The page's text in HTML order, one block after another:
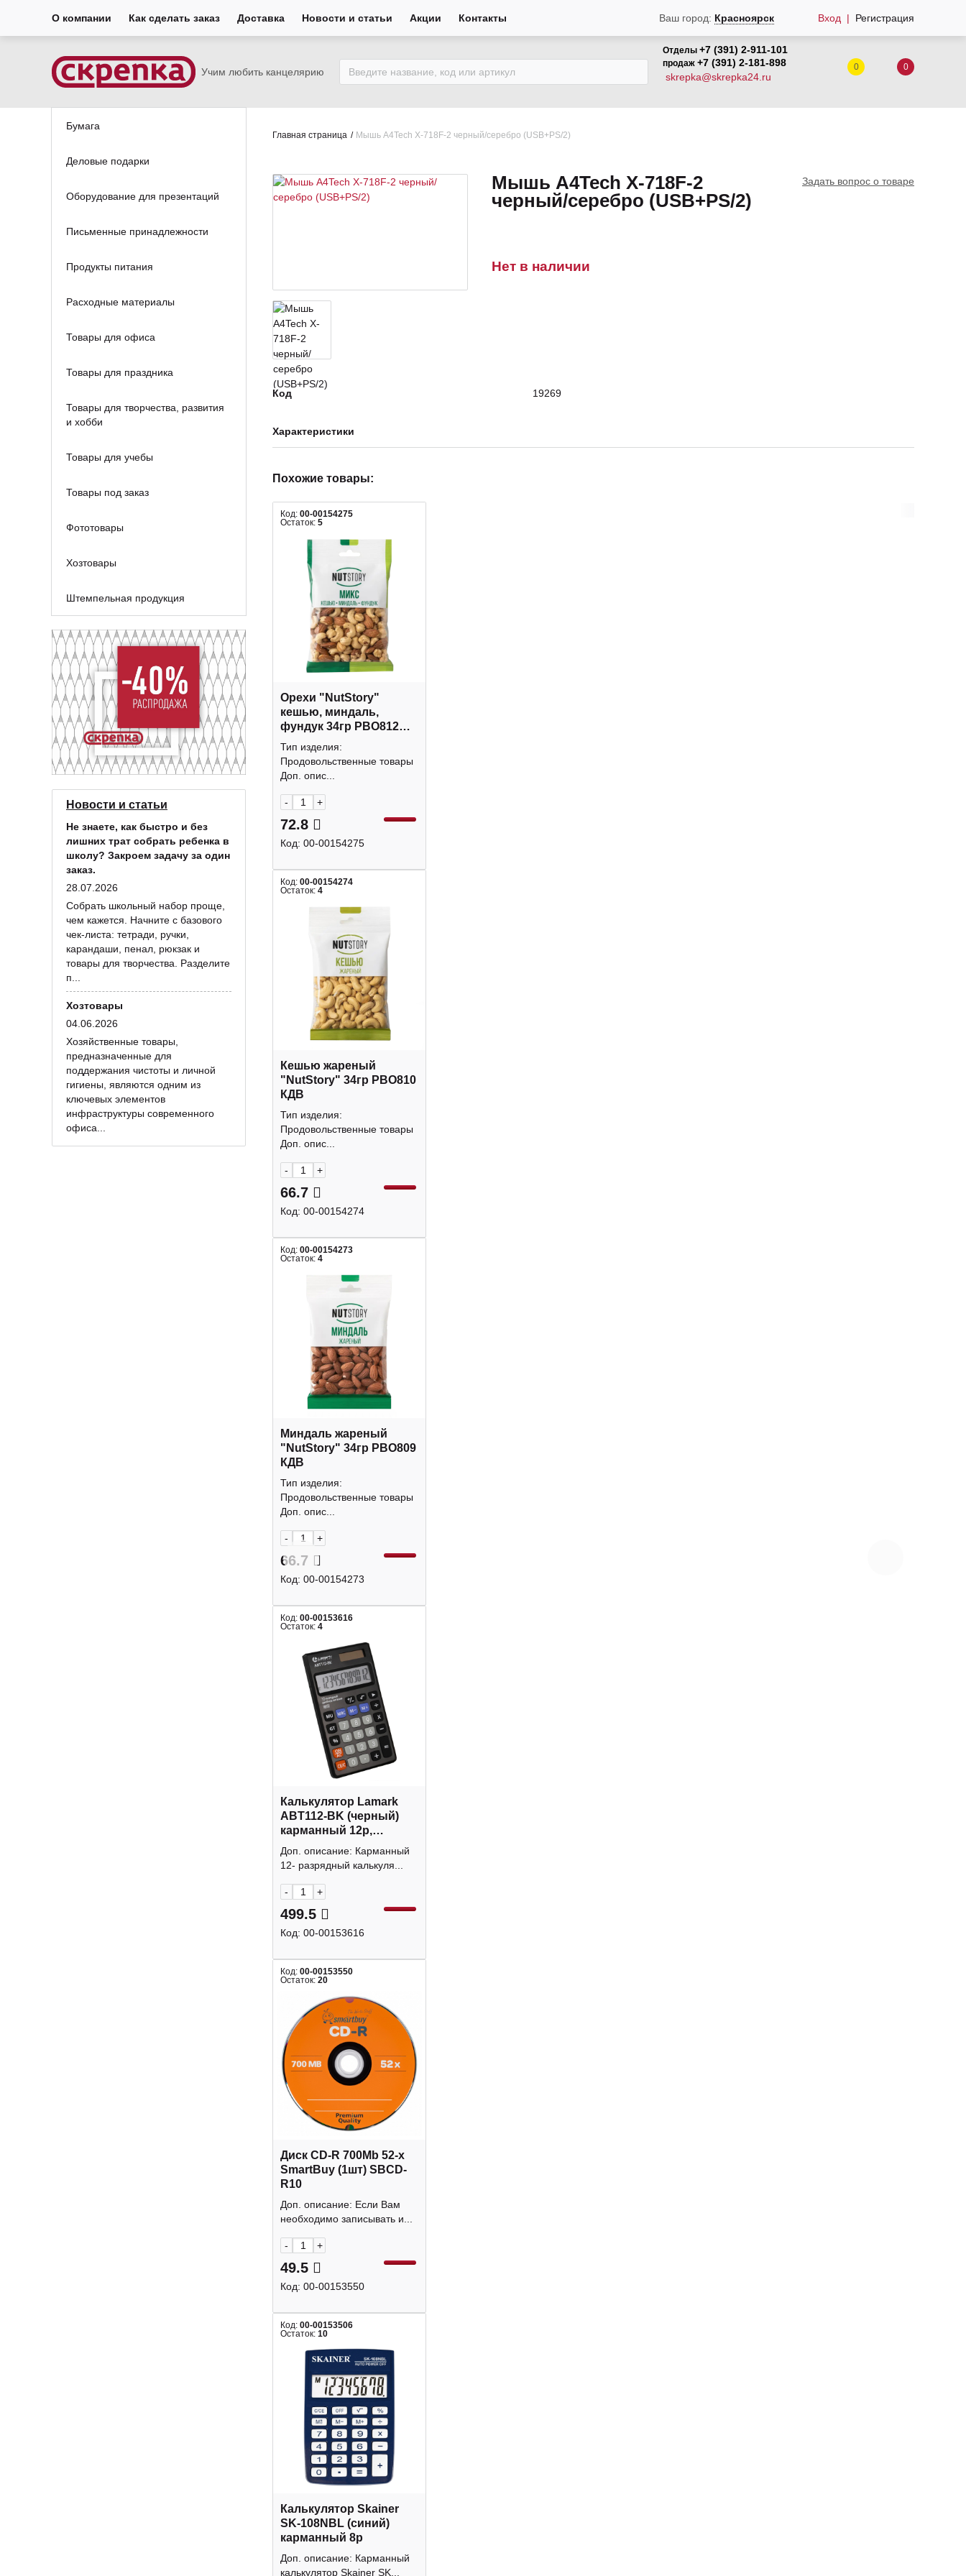
О компании Как сделать заказ Доставка Новости и статьи Акции Контакты Ваш город: Красноярск Вход Регистрация
Учим любить канцелярию
Отделы +7 (391) 2-911-101
продаж +7 (391) 2-181-898
skrepka@skrepka24.ru
0 0
Бумага
Деловые подарки
Оборудование для презентаций
Письменные принадлежности
Продукты питания
Расходные материалы
Товары для офиса
Товары для праздника
Товары для творчества, развития
и хобби
Товары для учебы
Товары под заказ
Фототовары
Хозтовары
Штемпельная продукция
Новости и статьи
Не знаете, как быстро и без
лишних трат собрать ребенка в
школу? Закроем задачу за один
заказ.
28.07.2026
Собрать школьный набор проще,
чем кажется. Начните с базового
чек-листа: тетради, ручки,
карандаши, пенал, рюкзак и
товары для творчества. Разделите
п...
Хозтовары
04.06.2026
Хозяйственные товары,
предназначенные для
поддержания чистоты и личной
гигиены, являются одним из
ключевых элементов
инфраструктуры современного
офиса...
Главная страница Мышь A4Tech X-718F-2 черный/серебро (USB+PS/2)
Мышь A4Tech X-718F-2
черный/серебро (USB+PS/2)
Задать вопрос о товаре
Нет в наличии
Код 19269
Характеристики
Похожие товары:
Код: 00-00154275
Остаток: 5
Орехи "NutStory"
кешью, миндаль,
фундук 34гр РВО812
КДВ
Тип изделия:
Продовольственные товары
Доп. опис...
- +
72.8
Код: 00-00154275
Код: 00-00154274
Остаток: 4
Кешью жареный
"NutStory" 34гр РВО810
КДВ
Тип изделия:
Продовольственные товары
Доп. опис...
- +
66.7
Код: 00-00154274
Код: 00-00154273
Остаток: 4
Миндаль жареный
"NutStory" 34гр РВО809
КДВ
Тип изделия:
Продовольственные товары
Доп. опис...
- +
66.7
Код: 00-00154273
Код: 00-00153616
Остаток: 4
Калькулятор Lamark
ABT112-BK (черный)
карманный 12р,
крышка
Доп. описание: Карманный
12- разрядный калькуля...
- +
499.5
Код: 00-00153616
Код: 00-00153550
Остаток: 20
Диск CD-R 700Mb 52-х
SmartBuy (1шт) SBCD-
R10
Доп. описание: Если Вам
необходимо записывать и...
- +
49.5
Код: 00-00153550
Код: 00-00153506
Остаток: 10
Калькулятор Skainer
SK-108NBL (синий)
карманный 8р
Доп. описание: Карманный
калькулятор Skainer SK...